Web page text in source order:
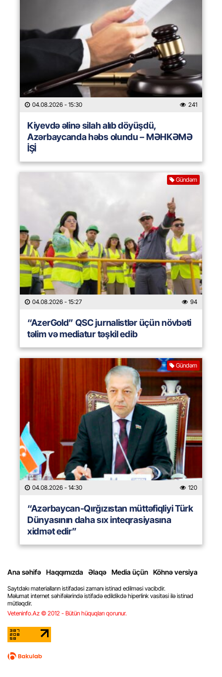
04.08.2026 - 15:30 241
Kiyevdə əlinə silah alıb döyüşdü,
Azərbaycanda həbs olundu – MƏHKƏMƏ
İŞİ
Gündəm
04.08.2026 - 15:27 94
“AzerGold” QSC jurnalistlər üçün növbəti
təlim və mediatur təşkil edib
Gündəm
04.08.2026 - 14:30 120
“Azərbaycan-Qırğızıstan müttəfiqliyi Türk
Dünyasının daha sıx inteqrasiyasına
xidmət edir”
Ana səhifə Haqqımızda Əlaqə Media üçün Köhnə versiya
Saytdakı materialların istifadəsi zamanı istinad edilməsi vacibdir.
Məlumat internet səhifələrində istifadə edildikdə hiperlink vasitəsi ilə istinad
mütləqdir.
Veteninfo.Az © 2012 - Bütün hüquqları qorunur.